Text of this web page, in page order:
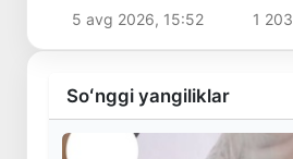
5 avg 2026, 15:52 1 203
Soʻnggi yangiliklar